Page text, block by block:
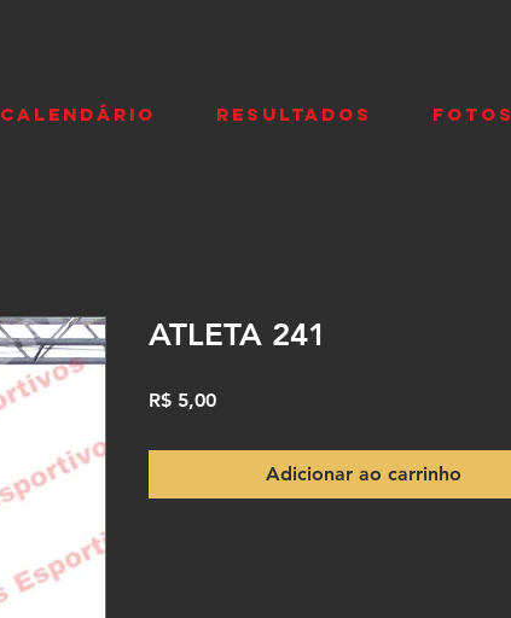
CALENDÁRIO RESULTADOS FOTOS
ATLETA 241
R$ 5,00Preço
Adicionar ao carrinho